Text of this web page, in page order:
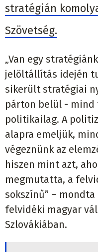
stratégián
Szövetség.
„Van egy
jelöltállítás idején
sikerült stratégiai
párton belül -
politikailag. A
alapra emeljük,
végeznünk az
hiszen mint azt,
megmutatta, a
sokszínű” –
felvidéki magyar
Szlovákiában.